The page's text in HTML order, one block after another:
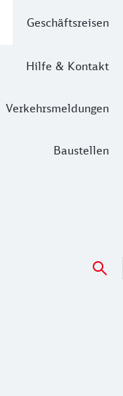
Geschäftsreisen
Hilfe & Kontakt
Verkehrsmeldungen
Baustellen